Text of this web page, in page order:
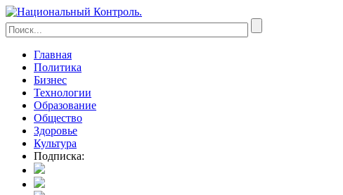
Главная
Политика
Бизнес
Технологии
Образование
Общество
Здоровье
Культура
Подписка: